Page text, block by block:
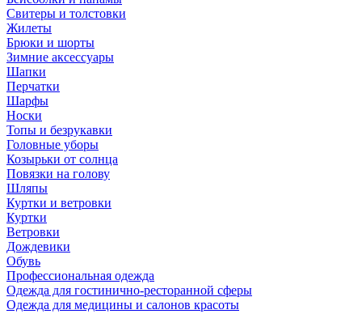
Свитеры и толстовки
Жилеты
Брюки и шорты
Зимние аксессуары
Шапки
Перчатки
Шарфы
Носки
Топы и безрукавки
Головные уборы
Козырьки от солнца
Повязки на голову
Шляпы
Куртки и ветровки
Куртки
Ветровки
Дождевики
Обувь
Профессиональная одежда
Одежда для гостинично-ресторанной сферы
Одежда для медицины и салонов красоты